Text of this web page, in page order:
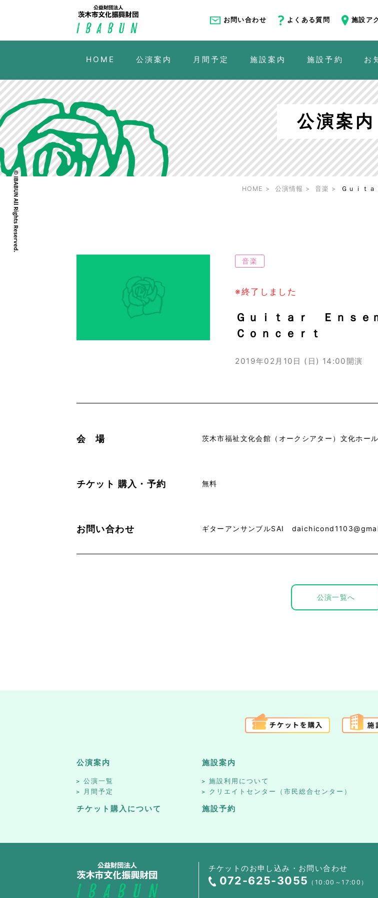
お問い合わせ よくある質問 施設ア
HOME 公演案内 月間予定 施設案内 施設予約 お
公演案内
HOME 公演情報 音楽 Ｇｕｉｔ
音楽
※終了しました
Ｇｕｉｔａｒ Ｅｎｓ
Ｃｏｎｃｅｒｔ
2019年02月10日 (日) 14:00開演
会 場 茨木市福祉文化会館（オークシアター）文化ホール
チケット 購入・予約 無料
お問い合わせ ギターアンサンブルSAI
公演一覧へ
公演案内
公演一覧
月間予定
チケット購入について
施設案内
施設利用について
クリエイトセンター（市民総合センター）
施設予約
チケットのお申し込み・お問い合わせ
072-625-3055 （10:00～17:00）